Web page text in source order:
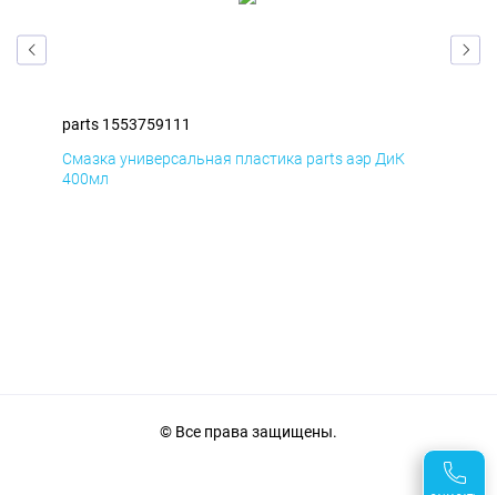
parts 1553759111
Смазка универсальная пластика parts аэр ДиК
400мл
© Все права защищены.